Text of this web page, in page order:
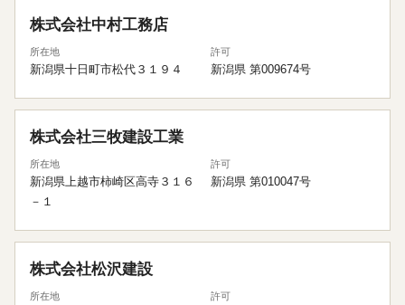
株式会社中村工務店
所在地
新潟県十日町市松代３１９４
許可
新潟県 第009674号
株式会社三牧建設工業
所在地
新潟県上越市柿崎区高寺３１６
－１
許可
新潟県 第010047号
株式会社松沢建設
所在地 許可